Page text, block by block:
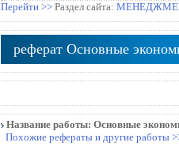
Перейти >> Раздел сайта:
реферат Основные
Название работы: Основные
Похожие рефераты и другие работы